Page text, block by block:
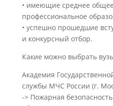
• имеющие среднее
профессиональное
• успешно прошедшие
и конкурсный отбор.
Какие можно выбрать
Академия
службы МЧС России (г.
-> Пожарная